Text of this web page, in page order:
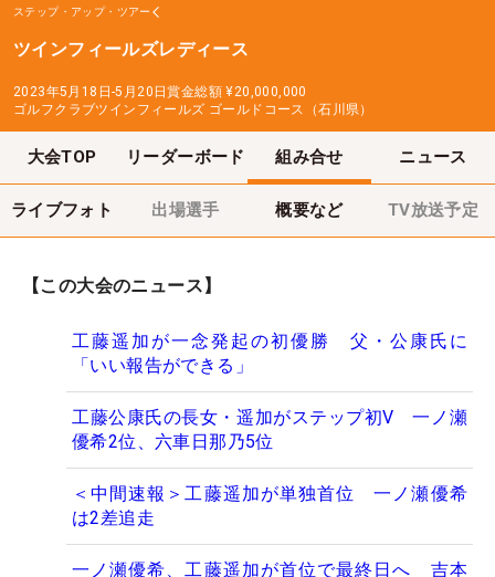
ステップ・アップ・ツアー
ツインフィールズレディース
2023年5月18日-5月20日賞金総額 ¥20,000,000
ゴルフクラブツインフィールズ ゴールドコース（石川県）
大会TOP リーダーボード 組み合せ ニュース
ライブフォト 出場選手 概要など TV放送予定
【この大会のニュース】
工藤遥加が一念発起の初優勝 父・公康氏に
「いい報告ができる」
工藤公康氏の長女・遥加がステップ初V 一ノ瀬
優希2位、六車日那乃5位
＜中間速報＞工藤遥加が単独首位 一ノ瀬優希
は2差追走
一ノ瀬優希、工藤遥加が首位で最終日へ 吉本